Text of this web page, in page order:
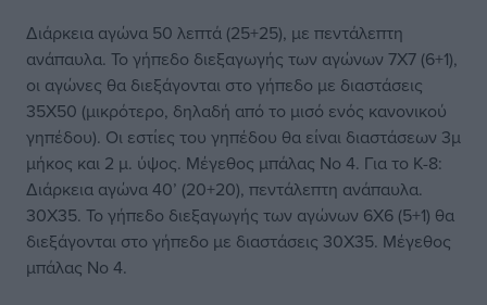
Διάρκεια αγώνα 50 λεπτά (25+25), με πεντάλεπτη
ανάπαυλα. Το γήπεδο διεξαγωγής των αγώνων 7Χ7 (6+1),
οι αγώνες θα διεξάγονται στο γήπεδο με διαστάσεις
35Χ50 (μικρότερο, δηλαδή από το μισό ενός κανονικού
γηπέδου). Οι εστίες του γηπέδου θα είναι διαστάσεων 3μ
μήκος και 2 μ. ύψος. Μέγεθος μπάλας Νο 4. Για το Κ-8:
Διάρκεια αγώνα 40’ (20+20), πεντάλεπτη ανάπαυλα.
30Χ35. Το γήπεδο διεξαγωγής των αγώνων 6Χ6 (5+1) θα
διεξάγονται στο γήπεδο με διαστάσεις 30Χ35. Μέγεθος
μπάλας Νο 4.